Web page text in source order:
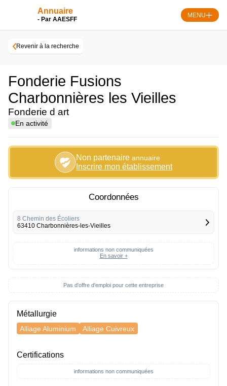
Annuaire
- Par AAESFF
MENU
Revenir à la recherche
Fonderie Fusions
Charbonnières les Vieilles
Fonderie d art
En activité
Non partenaire annuaire
Inscrire mon établissement
Pas d'offre d'emploi pour cette entreprise
Coordonnées
8 Chemin des Écoliers
63410 Charbonnières-les-Vieilles
informations non communiquées
En savoir +
Métallurgie
Alliage Aluminium Alliage Cuivreux
Certifications
informations non communiquées